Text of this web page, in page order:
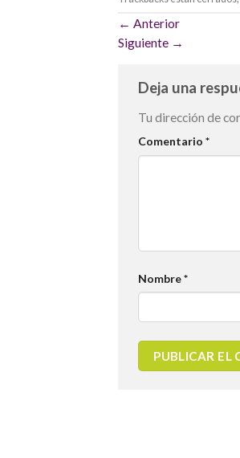
← Anterior
Siguiente →
Deja una
Tu dirección de
Comentario *
Nombre*